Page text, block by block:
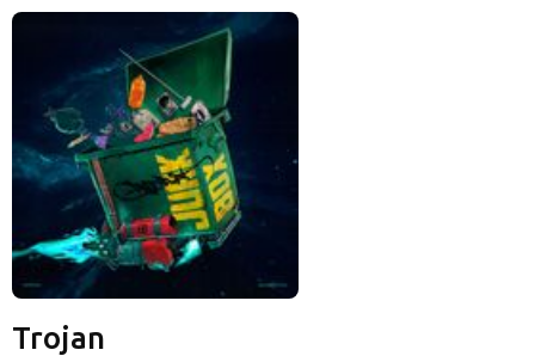
Trojan